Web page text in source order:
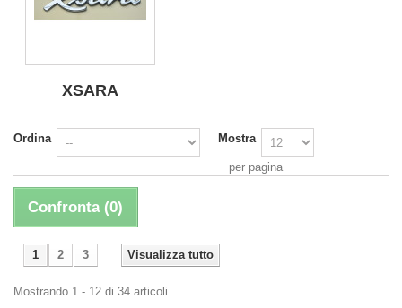
XSARA
Ordina Mostra
per pagina
Confronta (0)
Visualizza tutto
1 2 3
Mostrando 1 - 12 di 34 articoli